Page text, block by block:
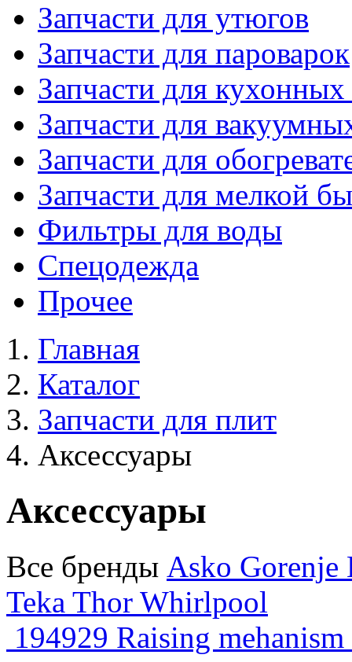
Запчасти для утюгов
Запчасти для пароварок
Запчасти для
Запчасти для
Запчасти для
Запчасти для мелкой
Фильтры для воды
Спецодежда
Прочее
Главная
Каталог
Запчасти для плит
Аксессуары
Аксессуары
Все бренды Asko Gorenje
Teka Thor Whirlpool
194929 Raising